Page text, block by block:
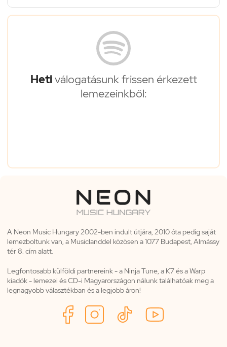
Hetiválogatásunk frissen érkezett
lemezeinkből:
A Neon Music Hungary 2002-ben indult útjára, 2010 óta pedig saját
lemezboltunk van, a Musiclanddel közösen a 1077 Budapest, Almássy
tér 8. cím alatt.
Legfontosabb külföldi partnereink - a Ninja Tune, a K7 és a Warp
kiadók - lemezei és CD-i Magyarországon nálunk találhatóak meg a
legnagyobb választékban és a legjobb áron!